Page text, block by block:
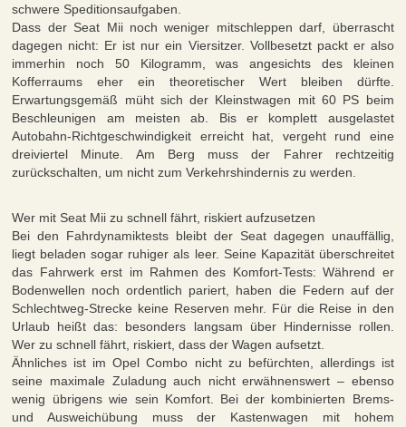
schwere Speditionsaufgaben.
Dass der Seat Mii noch weniger mitschleppen darf, überrascht
dagegen nicht: Er ist nur ein Viersitzer. Vollbesetzt packt er also
immerhin noch 50 Kilogramm, was angesichts des kleinen
Kofferraums eher ein theoretischer Wert bleiben dürfte.
Erwartungsgemäß müht sich der Kleinstwagen mit 60 PS beim
Beschleunigen am meisten ab. Bis er komplett ausgelastet
Autobahn-Richtgeschwindigkeit erreicht hat, vergeht rund eine
dreiviertel Minute. Am Berg muss der Fahrer rechtzeitig
zurückschalten, um nicht zum Verkehrshindernis zu werden.
Wer mit Seat Mii zu schnell fährt, riskiert aufzusetzen
Bei den Fahrdynamiktests bleibt der Seat dagegen unauffällig,
liegt beladen sogar ruhiger als leer. Seine Kapazität überschreitet
das Fahrwerk erst im Rahmen des Komfort-Tests: Während er
Bodenwellen noch ordentlich pariert, haben die Federn auf der
Schlechtweg-Strecke keine Reserven mehr. Für die Reise in den
Urlaub heißt das: besonders langsam über Hindernisse rollen.
Wer zu schnell fährt, riskiert, dass der Wagen aufsetzt.
Ähnliches ist im Opel Combo nicht zu befürchten, allerdings ist
seine maximale Zuladung auch nicht erwähnenswert – ebenso
wenig übrigens wie sein Komfort. Bei der kombinierten Brems-
und Ausweichübung muss der Kastenwagen mit hohem